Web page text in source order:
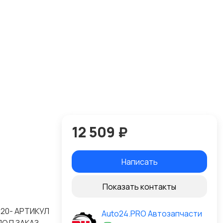
АРТИКУЛ
12 509 ₽
Написать
Показать контакты
Auto24.PRO Автозапчасти